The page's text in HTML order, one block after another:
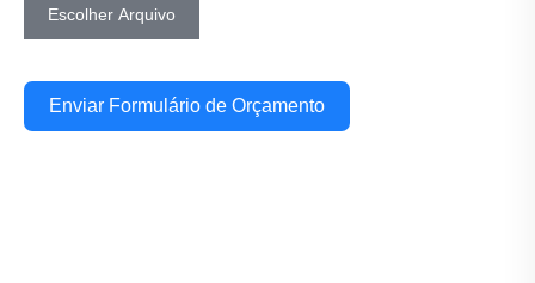
Escolher Arquivo
Enviar Formulário de Orçamento